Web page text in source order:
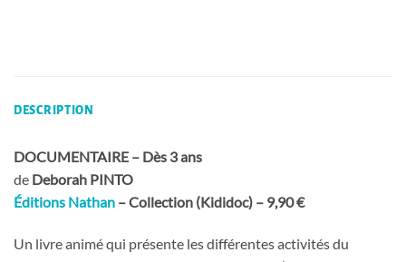
DESCRIPTION
DOCUMENTAIRE – Dès 3 ans
de Deborah PINTO
Éditions Nathan – Collection (Kididoc) – 9,90 €
Un livre animé qui présente les différentes activités du